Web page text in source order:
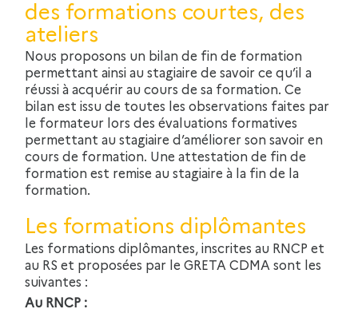
des formations courtes, des
ateliers
Nous proposons un bilan de fin de formation
permettant ainsi au stagiaire de savoir ce qu’il a
réussi à acquérir au cours de sa formation. Ce
bilan est issu de toutes les observations faites par
le formateur lors des évaluations formatives
permettant au stagiaire d’améliorer son savoir en
cours de formation. Une attestation de fin de
formation est remise au stagiaire à la fin de la
formation.
Les formations diplômantes
Les formations diplômantes, inscrites au RNCP et
au RS et proposées par le GRETA CDMA sont les
suivantes :
Au RNCP :